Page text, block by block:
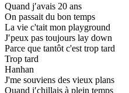
Quand j′avais 20 ans
On passait du bon temps
La vie c'tait mon playground
J′peux pas toujours lay down
Parce que tantôt c'est trop tard
Trop tard
Hanhan
J'me souviens des vieux plans
Quand j′chillais à plein temps